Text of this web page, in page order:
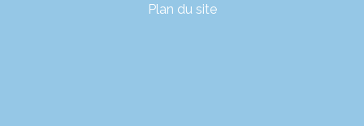
Plan du site